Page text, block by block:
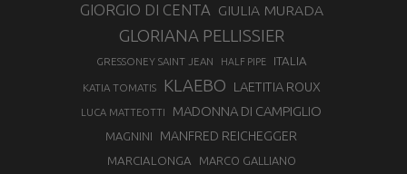
GIORGIO DI CENTA GIULIA MURADA
GLORIANA PELLISSIER
GRESSONEY SAINT JEAN HALF PIPE ITALIA
KATIA TOMATIS KLAEBO LAETITIA ROUX
LUCA MATTEOTTI MADONNA DI CAMPIGLIO
MAGNINI MANFRED REICHEGGER
MARCIALONGA MARCO GALLIANO